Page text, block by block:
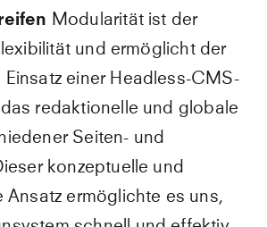
Modularität ist der
und ermöglicht der
einer Headless-CMS-
das redaktionelle und globale
Seiten- und
konzeptuelle und
Ansatz ermöglichte es uns,